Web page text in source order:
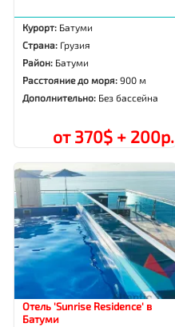
Курорт: Батуми
Страна: Грузия
Район: Батуми
Расстояние до моря:900 м
Дополнительно: Без бассейна
от 370$ + 200р.
Отель 'Sunrise Residence' в
Батуми